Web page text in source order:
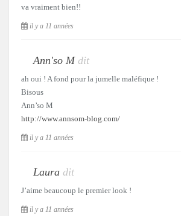
va vraiment bien!!
il y a 11 années
Ann'so M dit
ah oui ! A fond pour la jumelle maléfique !
Bisous
Ann’so M
http://www.annsom-blog.com/
il y a 11 années
Laura dit
J’aime beaucoup le premier look !
il y a 11 années